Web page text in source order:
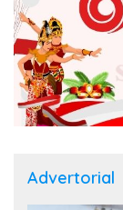
Advertorial